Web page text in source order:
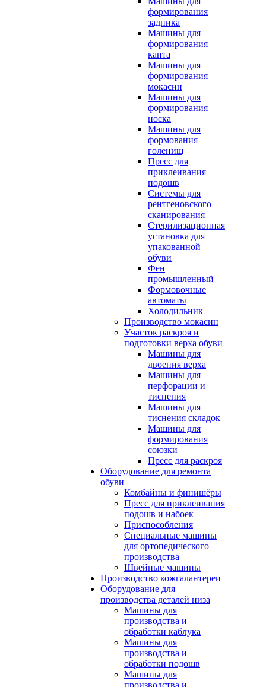
формирования
задника
Машины для
формирования
канта
Машины для
формирования
мокасин
Машины для
формирования
носка
Машины для
формования
голенищ
Пресс для
приклеивания
подошв
Системы для
рентгеновского
сканирования
Стерилизационная
установка для
упакованной
обуви
Фен
промышленный
Формовочные
автоматы
Холодильник
Производство мокасин
Участок раскроя и
подготовки верха обуви
Машины для
двоения верха
Машины для
перфорации и
тиснения
Машины для
тиснения складок
Машины для
формирования
союзки
Пресс для раскроя
Оборудование для ремонта
обуви
Комбайны и финишёры
Пресс для приклеивания
подошв и набоек
Приспособления
Специальные машины
для ортопедического
производства
Швейные машины
Производство кожгалантереи
Оборудование для
производства деталей низа
Машины для
производства и
обработки каблука
Машины для
производства и
обработки подошв
Машины для
производства и